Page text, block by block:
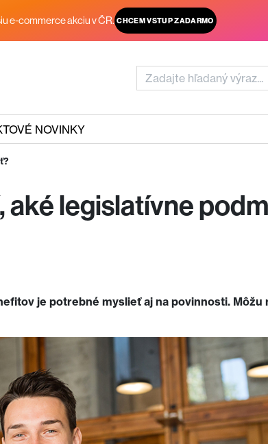
e-commerce akciu v ČR. CHCEM VSTUP ZADARMO
NOVINKY
aké legislatívne
je potrebné myslieť aj na povinnosti. Môžu